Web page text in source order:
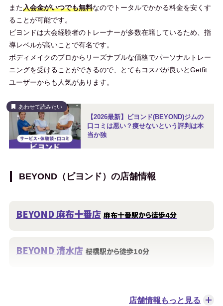
また入会金がいつでも無料なのでトータルでかかる料金を安くす
ることが可能です。
ビヨンドは大会経験者のトレーナーが多数在籍しているため、指
導レベルが高いことで有名です。
ボディメイクのプロからリーズナブルな価格でパーソナルトレー
ニングを受けることができるので、とてもコスパが良いとGetfit
ユーザーからも人気があります。
あわせて読みたい
【2026最新】ビヨンド(BEYOND)ジムの
口コミは悪い？痩せないという評判は本
当か独
BEYOND（ビヨンド）の店舗情報
BEYOND 麻布十番店 麻布十番駅から徒歩4分
BEYOND 清水店 桜橋駅から徒歩10分
店舗情報もっと見る